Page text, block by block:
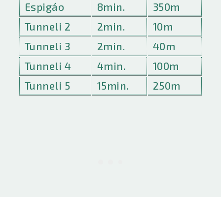
Espigáo
8min.
350m
Tunneli 2
2min.
10m
Tunneli 3
2min.
40m
Tunneli 4
4min.
100m
Tunneli 5
15min. 250m